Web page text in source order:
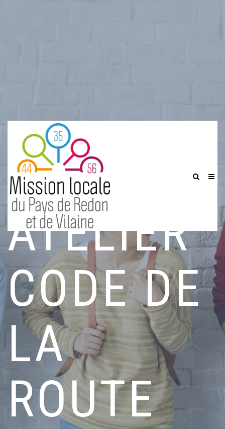
ATELIER
CODE DE
LA
ROUTE